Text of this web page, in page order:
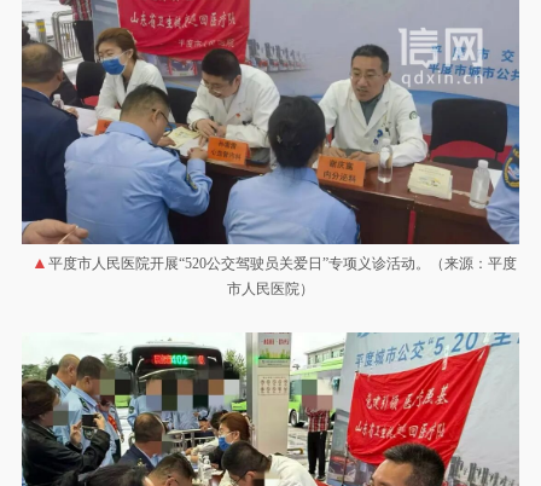
平度市人民医院开展“520公交驾驶员关爱日”专项义诊活动。（来源：平度
市人民医院）